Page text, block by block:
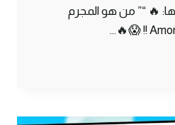
🔥 “” من هو المجرم